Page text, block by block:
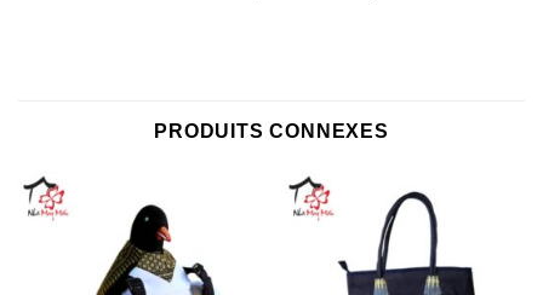
PRODUITS CONNEXES